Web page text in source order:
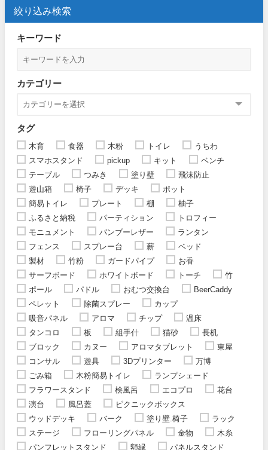
絞り込み検索
キーワード
カテゴリー
タグ
木育 食器 木粉 トイレ
うちわ
スマホスタンド
pickup キット
ベンチ
テーブル
つみき 塗り壁
飛沫防止
遊山箱
椅子 デッキ
ポット
簡易トイレ
プレート 棚
柚子
ふるさと納税
パーティション
トロフィー
モニュメント
バンブーレザー
ランタン
フェンス
スプレー台 薪
ベッド
製材
竹粉 ガードパイプ
お香
サーフボード
ホワイトボード トーチ
竹
ポール
パドル おむつ交換台
BeerCaddy
ペレット
除菌スプレー
カップ
吸音パネル
アロマ チップ
温床
タンコロ
板 組手什 猫砂
長机
ブロック
カヌー アロマタブレット
東屋
コンサル
遊具 3Dプリンター
万博
ごみ箱
木粉簡易トイレ
ランプシェード
フラワースタンド
桧風呂 エコプロ
花台
演台
風呂蓋
ピクニックボックス
ウッドデッキ
バーク 塗り壁.椅子
ラック
ステージ
フローリングパネル 金物
木糸
パンフレットスタンド
額縁
パネルスタンド